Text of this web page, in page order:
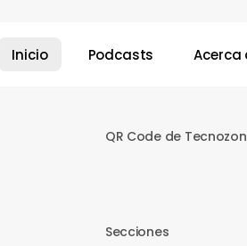
Inicio Podcasts Acerca
QR Code de
Secciones